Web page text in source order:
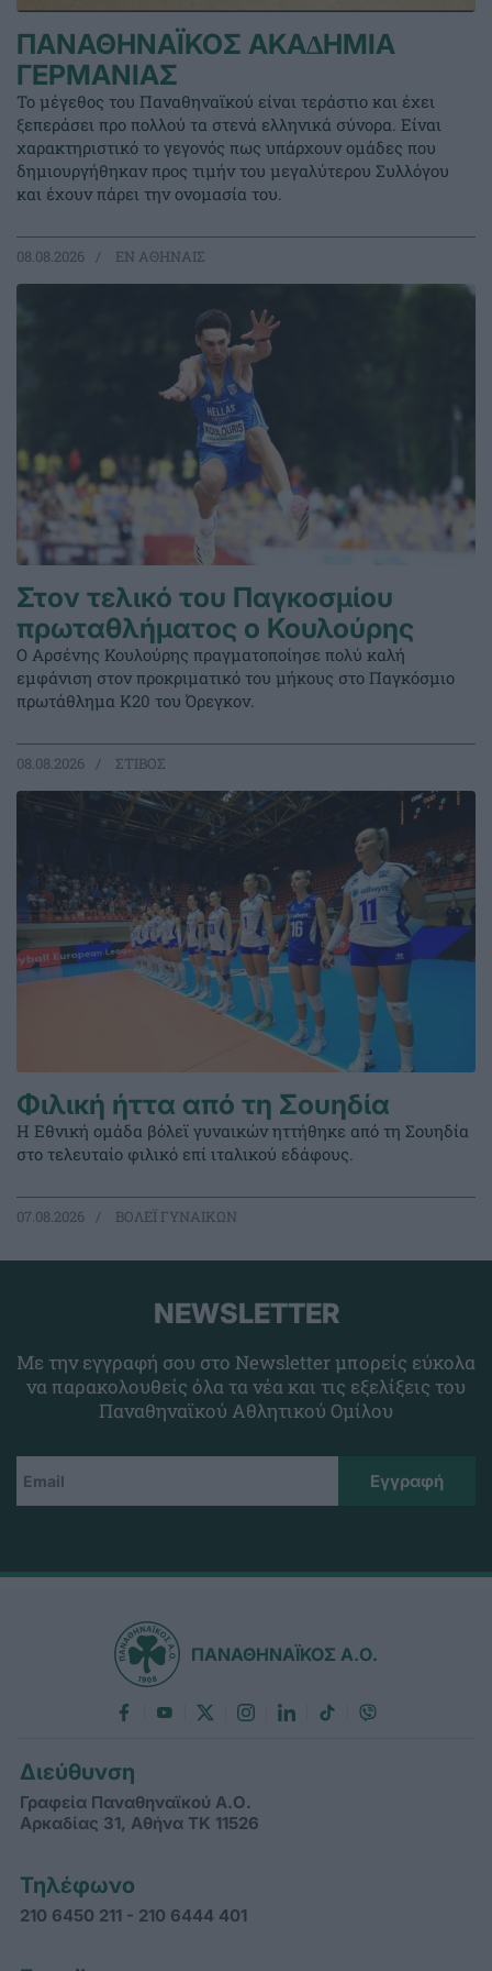
ΠΑΝΑΘΗΝΑΪΚΟΣ ΑΚΑ∆ΗΜΙΑ
ΓΕΡΜΑΝΙΑΣ
Το μέγεθος του Παναθηναϊκού είναι τεράστιο και έχει
ξεπεράσει προ πολλού τα στενά ελληνικά σύνορα. Είναι
χαρακτηριστικό το γεγονός πως υπάρχουν ομάδες που
δημιουργήθηκαν προς τιμήν του μεγαλύτερου Συλλόγου
και έχουν πάρει την ονομασία του.
08.08.2026 EΝ ΑΘΗΝΑΙΣ
Στον τελικό του Παγκοσμίου
πρωταθλήματος ο Κουλούρης
Ο Αρσένης Κουλούρης πραγματοποίησε πολύ καλή
εμφάνιση στον προκριματικό του μήκους στο Παγκόσμιο
πρωτάθλημα Κ20 του Όρεγκον.
08.08.2026 ΣΤΙΒΟΣ
Φιλική ήττα από τη Σουηδία
Η Εθνική ομάδα βόλεϊ γυναικών ηττήθηκε από τη Σουηδία
στο τελευταίο φιλικό επί ιταλικού εδάφους.
07.08.2026 ΒΟΛΕΪ ΓΥΝΑΙΚΩΝ
NEWSLETTER
Με την εγγραφή σου στο Newsletter μπορείς εύκολα
να παρακολουθείς όλα τα νέα και τις εξελίξεις του
Παναθηναϊκού Αθλητικού Ομίλου
ΠΑΝΑΘΗΝΑΪΚΟΣ Α.Ο.
Διεύθυνση
Γραφεία Παναθηναϊκού Α.Ο.
Αρκαδίας 31, Αθήνα ΤΚ 11526
Τηλέφωνο
210 6450 211 - 210 6444 401